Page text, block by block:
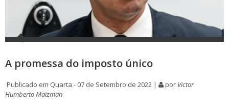
A promessa do imposto único
Publicado em Quarta - 07 de Setembro de 2022 | por Victor
Humberto Maizman